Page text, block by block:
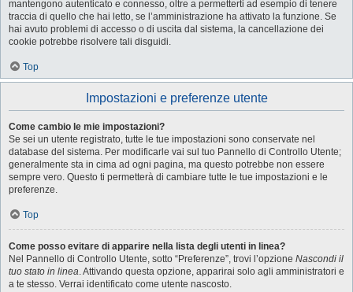
mantengono autenticato e connesso, oltre a permetterti ad esempio di tenere
traccia di quello che hai letto, se l’amministrazione ha attivato la funzione. Se
hai avuto problemi di accesso o di uscita dal sistema, la cancellazione dei
cookie potrebbe risolvere tali disguidi.
Top
Impostazioni e preferenze utente
Come cambio le mie impostazioni?
Se sei un utente registrato, tutte le tue impostazioni sono conservate nel
database del sistema. Per modificarle vai sul tuo Pannello di Controllo Utente;
generalmente sta in cima ad ogni pagina, ma questo potrebbe non essere
sempre vero. Questo ti permetterà di cambiare tutte le tue impostazioni e le
preferenze.
Top
Come posso evitare di apparire nella lista degli utenti in linea?
Nel Pannello di Controllo Utente, sotto “Preferenze”, trovi l’opzione Nascondi il
tuo stato in linea. Attivando questa opzione, apparirai solo agli amministratori e
a te stesso. Verrai identificato come utente nascosto.